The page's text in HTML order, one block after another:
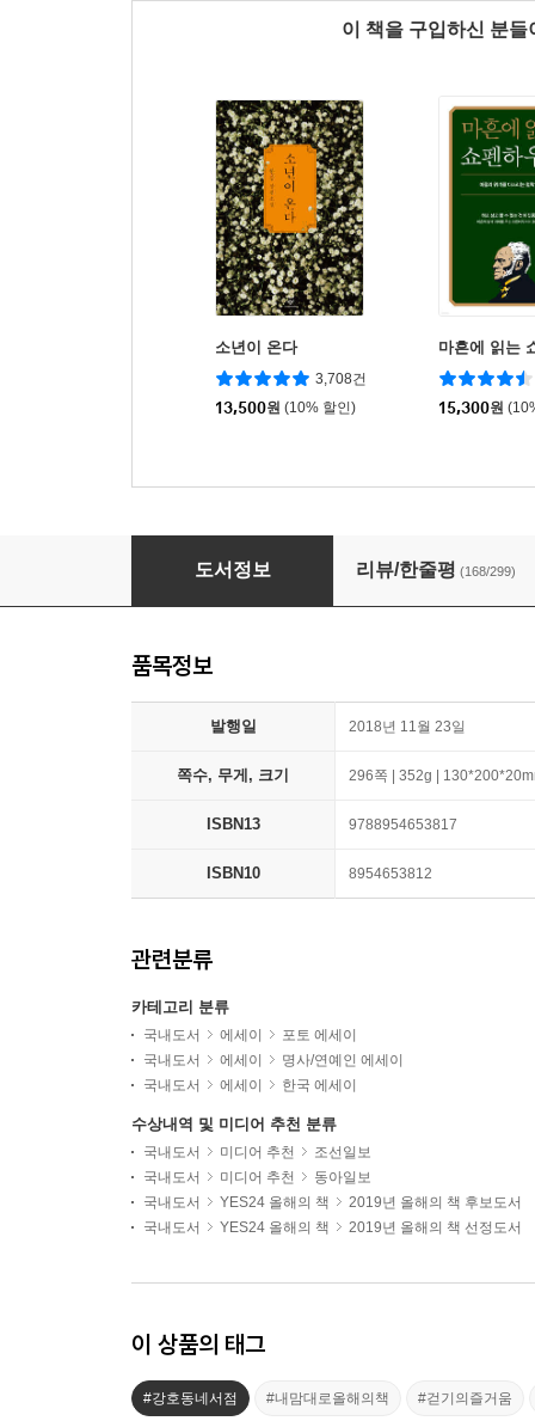
이 책을 구입하신 분
소년이 온다
3,708건
13,500원 (10% 할인)
마흔에 읽는
15,300원
걷는 사람, 하정우
도서정보 리뷰/한줄평 (168/299)
품목정보
발행일 2018년 11월 23일
쪽수, 무게, 크기 296쪽 | 352g |
ISBN13 9788954653817
ISBN10 8954653812
관련분류
카테고리 분류
국내도서 에세이
포토 에세이
국내도서
에세이
명사/연예인 에세이
국내도서
에세이 한국 에세이
수상내역 및 미디어 추천 분류
국내도서 미디어 추천
조선일보
국내도서
미디어 추천
동아일보
국내도서
YES24 올해의 책
2019년 올해의 책 후보도서
국내도서
YES24 올해의 책 2019년 올해의 책 선정도서
이 상품의 태그
#강호동네서점 #내맘대로올해의책 #걷기의즐거움